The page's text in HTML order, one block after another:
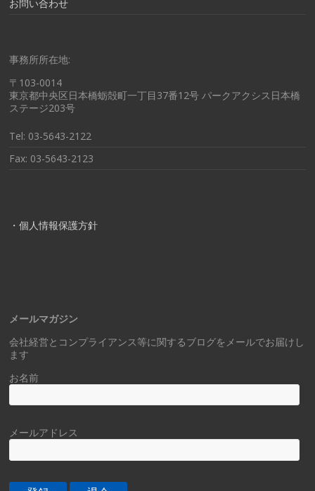
お問い合わせ
事務所所在地:
〒103-0014
東京都中央区日本橋蛎殻町一丁目37番12号 パークアクシス日本橋
ステージ203号
Tel: 03-5643-2122
Fax: 03-5643-2123
・個人情報保護方針
メールマガジン
会社経営とコンプライアンス等に関するブログをメールでお届けし
ます
お名前
メールアドレス